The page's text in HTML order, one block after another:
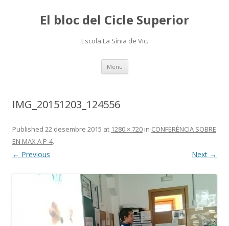
El bloc del Cicle Superior
Escola La Sínia de Vic.
Menu Skip
content
IMG_20151203_124556
Published 22 desembre 2015 at 1280 × 720 in CONFERÈNCIA SOBRE
EN MAX A P-4.
← Previous Next →